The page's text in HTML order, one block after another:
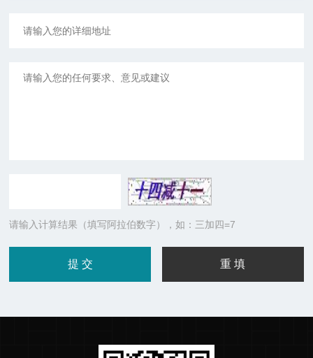
请输入计算结果（填写阿拉伯数字），如：三加四=7